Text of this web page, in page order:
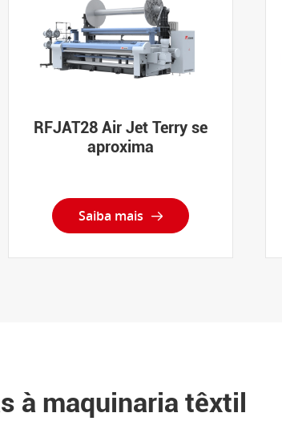
RFJAT28 Air Jet Terry se
aproxima
Saiba mais 
à maquinaria têxtil